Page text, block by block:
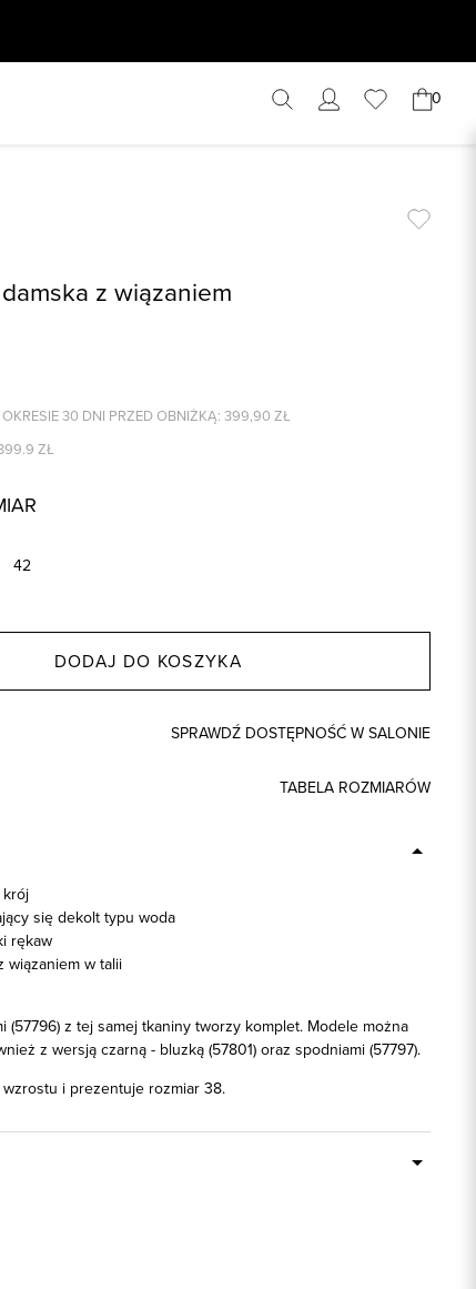
0
z wiązaniem
30 DNI PRZED OBNIŻKĄ: 399,90 ZŁ
ZŁ
42
DODAJ DO KOSZYKA
SPRAWDŹ DOSTĘPNOŚĆ W SALONIE
TABELA ROZMIARÓW
się dekolt typu woda
rękaw
wiązaniem w talii
(57796) z tej samej tkaniny tworzy komplet. Modele można
z wersją czarną - bluzką (57801) oraz spodniami (57797).
wzrostu i prezentuje rozmiar 38.